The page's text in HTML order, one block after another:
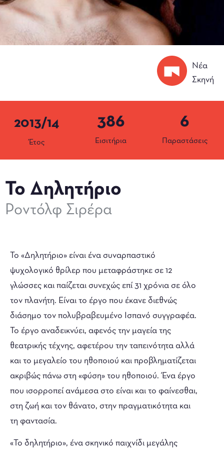
Νέα
Σκηνή
2013/14
Έτος Εισιτήρια
386
Παραστάσεις
6
Το Δηλητήριο
Ροντόλφ Σιρέρα
Το «Δηλητήριο» είναι ένα συναρπαστικό
ψυχολογικό θρίλερ που μεταφράστηκε σε 12
γλώσσες και παίζεται συνεχώς επί 31 χρόνια σε όλο
τον πλανήτη. Είναι το έργο που έκανε διεθνώς
διάσημο τον πολυβραβευμένο Ισπανό συγγραφέα.
Το έργο αναδεικνύει, αφενός την μαγεία της
θεατρικής τέχνης, αφετέρου την ταπεινότητα αλλά
και το μεγαλείο του ηθοποιού και προβληματίζεται
ακριβώς πάνω στη «φύση» του ηθοποιού. Ένα έργο
που ισορροπεί ανάμεσα στο είναι και το φαίνεσθαι,
στη ζωή και τον θάνατο, στην πραγματικότητα και
τη φαντασία.
«Το δηλητήριο», ένα σκηνικό παιχνίδι μεγάλης